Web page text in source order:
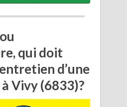
qui doit
d’une
Vivy (6833)?